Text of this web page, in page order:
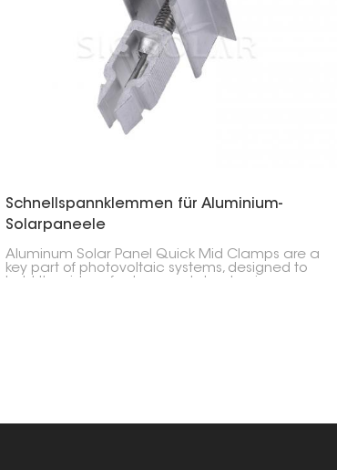
Schnellspannklemmen für Aluminium-
Solarpaneele
Aluminum Solar Panel Quick Mid Clamps are a
key part of photovoltaic systems, designed to